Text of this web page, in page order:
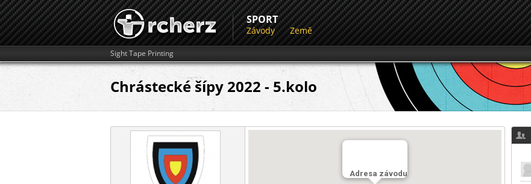
SPORT
Závody Země
Sight Tape Printing
Chrástecké šípy 2022 - 5.kolo
Adresa závodu